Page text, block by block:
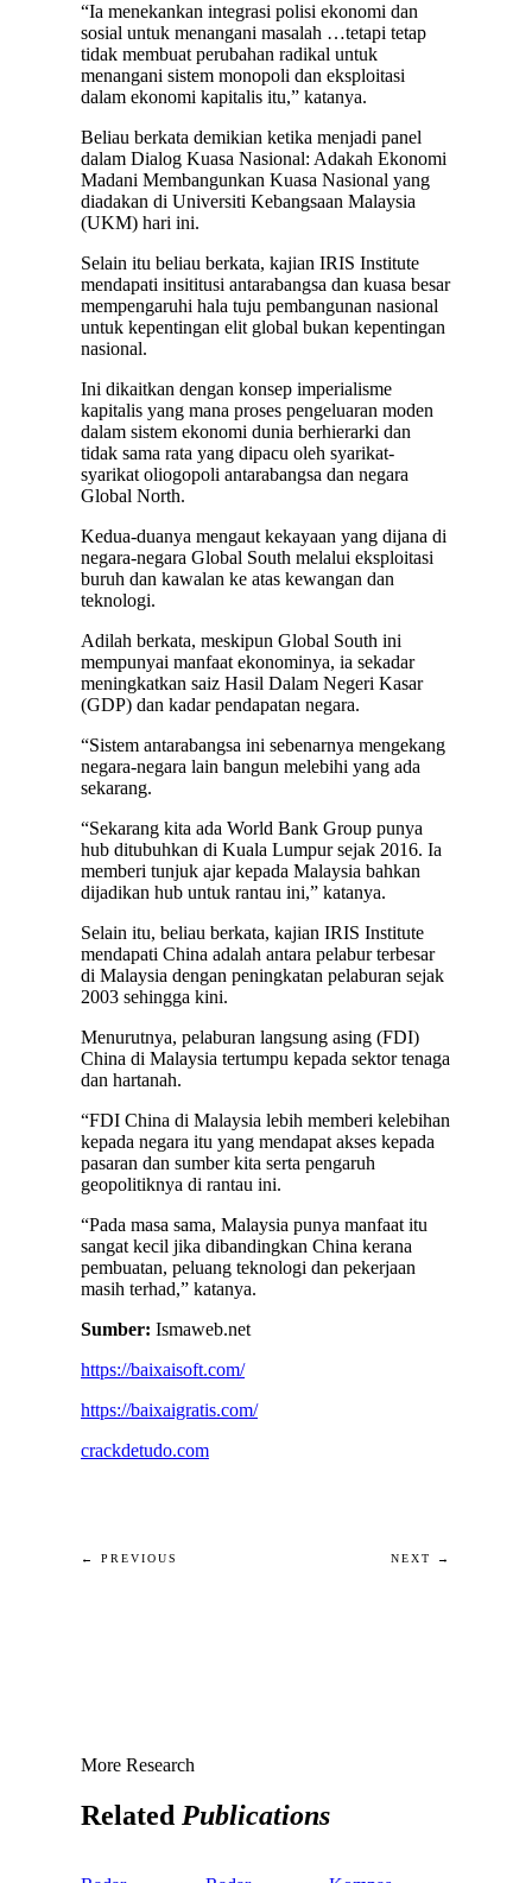
“Ia menekankan integrasi polisi ekonomi dan
sosial untuk menangani masalah …tetapi tetap
tidak membuat perubahan radikal untuk
menangani sistem monopoli dan eksploitasi
dalam ekonomi kapitalis itu,” katanya.
Beliau berkata demikian ketika menjadi panel
dalam Dialog Kuasa Nasional: Adakah Ekonomi
Madani Membangunkan Kuasa Nasional yang
diadakan di Universiti Kebangsaan Malaysia
(UKM) hari ini.
Selain itu beliau berkata, kajian IRIS Institute
mendapati insititusi antarabangsa dan kuasa besar
mempengaruhi hala tuju pembangunan nasional
untuk kepentingan elit global bukan kepentingan
nasional.
Ini dikaitkan dengan konsep imperialisme
kapitalis yang mana proses pengeluaran moden
dalam sistem ekonomi dunia berhierarki dan
tidak sama rata yang dipacu oleh syarikat-
syarikat oliogopoli antarabangsa dan negara
Global North.
Kedua-duanya mengaut kekayaan yang dijana di
negara-negara Global South melalui eksploitasi
buruh dan kawalan ke atas kewangan dan
teknologi.
Adilah berkata, meskipun Global South ini
mempunyai manfaat ekonominya, ia sekadar
meningkatkan saiz Hasil Dalam Negeri Kasar
(GDP) dan kadar pendapatan negara.
“Sistem antarabangsa ini sebenarnya mengekang
negara-negara lain bangun melebihi yang ada
sekarang.
“Sekarang kita ada World Bank Group punya
hub ditubuhkan di Kuala Lumpur sejak 2016. Ia
memberi tunjuk ajar kepada Malaysia bahkan
dijadikan hub untuk rantau ini,” katanya.
Selain itu, beliau berkata, kajian IRIS Institute
mendapati China adalah antara pelabur terbesar
di Malaysia dengan peningkatan pelaburan sejak
2003 sehingga kini.
Menurutnya, pelaburan langsung asing (FDI)
China di Malaysia tertumpu kepada sektor tenaga
dan hartanah.
“FDI China di Malaysia lebih memberi kelebihan
kepada negara itu yang mendapat akses kepada
pasaran dan sumber kita serta pengaruh
geopolitiknya di rantau ini.
“Pada masa sama, Malaysia punya manfaat itu
sangat kecil jika dibandingkan China kerana
pembuatan, peluang teknologi dan pekerjaan
masih terhad,” katanya.
Sumber: Ismaweb.net
https://baixaisoft.com/
https://baixaigratis.com/
crackdetudo.com
← PREVIOUS NEXT →
More Research
Related Publications